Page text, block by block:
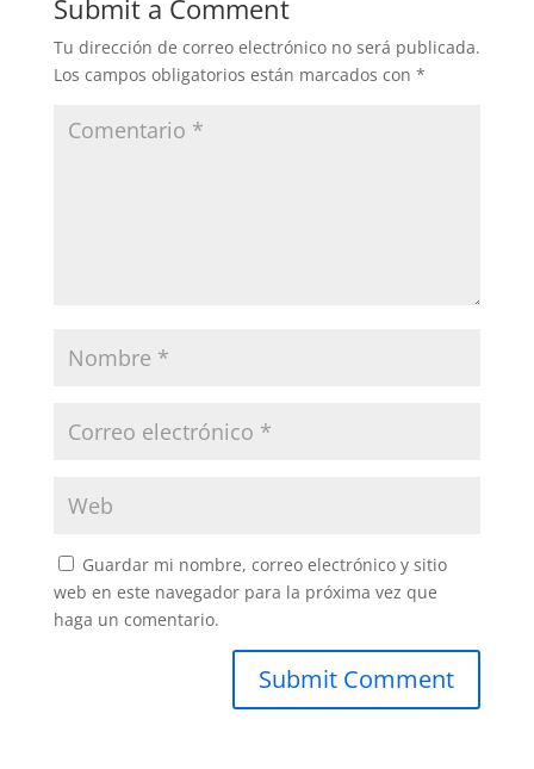
Submit a Comment
Tu dirección de correo electrónico no será publicada.
Los campos obligatorios están marcados con *
Guardar mi nombre, correo electrónico y sitio
web en este navegador para la próxima vez que
haga un comentario.